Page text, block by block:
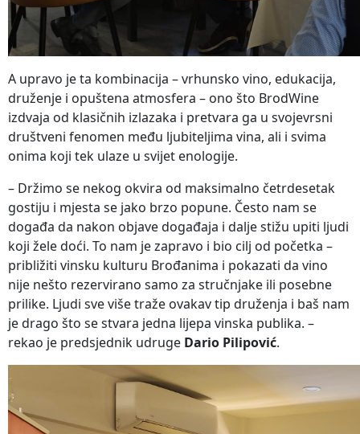
A upravo je ta kombinacija – vrhunsko vino, edukacija,
druženje i opuštena atmosfera – ono što BrodWine
izdvaja od klasičnih izlazaka i pretvara ga u svojevrsni
društveni fenomen među ljubiteljima vina, ali i svima
onima koji tek ulaze u svijet enologije.
– Držimo se nekog okvira od maksimalno četrdesetak
gostiju i mjesta se jako brzo popune. Često nam se
događa da nakon objave događaja i dalje stižu upiti ljudi
koji žele doći. To nam je zapravo i bio cilj od početka –
približiti vinsku kulturu Brođanima i pokazati da vino
nije nešto rezervirano samo za stručnjake ili posebne
prilike. Ljudi sve više traže ovakav tip druženja i baš nam
je drago što se stvara jedna lijepa vinska publika. –
rekao je predsjednik udruge Dario Pilipović.